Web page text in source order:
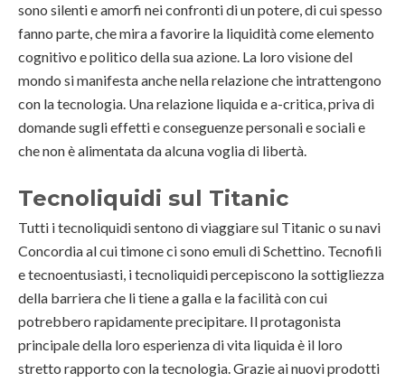
sono silenti e amorfi nei confronti di un potere, di cui spesso
fanno parte, che mira a favorire la liquidità come elemento
cognitivo e politico della sua azione. La loro visione del
mondo si manifesta anche nella relazione che intrattengono
con la tecnologia. Una relazione liquida e a-critica, priva di
domande sugli effetti e conseguenze personali e sociali e
che non è alimentata da alcuna voglia di libertà.
Tecnoliquidi sul Titanic
Tutti i tecnoliquidi sentono di viaggiare sul Titanic o su navi
Concordia al cui timone ci sono emuli di Schettino. Tecnofili
e tecnoentusiasti, i tecnoliquidi percepiscono la sottigliezza
della barriera che li tiene a galla e la facilità con cui
potrebbero rapidamente precipitare. Il protagonista
principale della loro esperienza di vita liquida è il loro
stretto rapporto con la tecnologia. Grazie ai nuovi prodotti